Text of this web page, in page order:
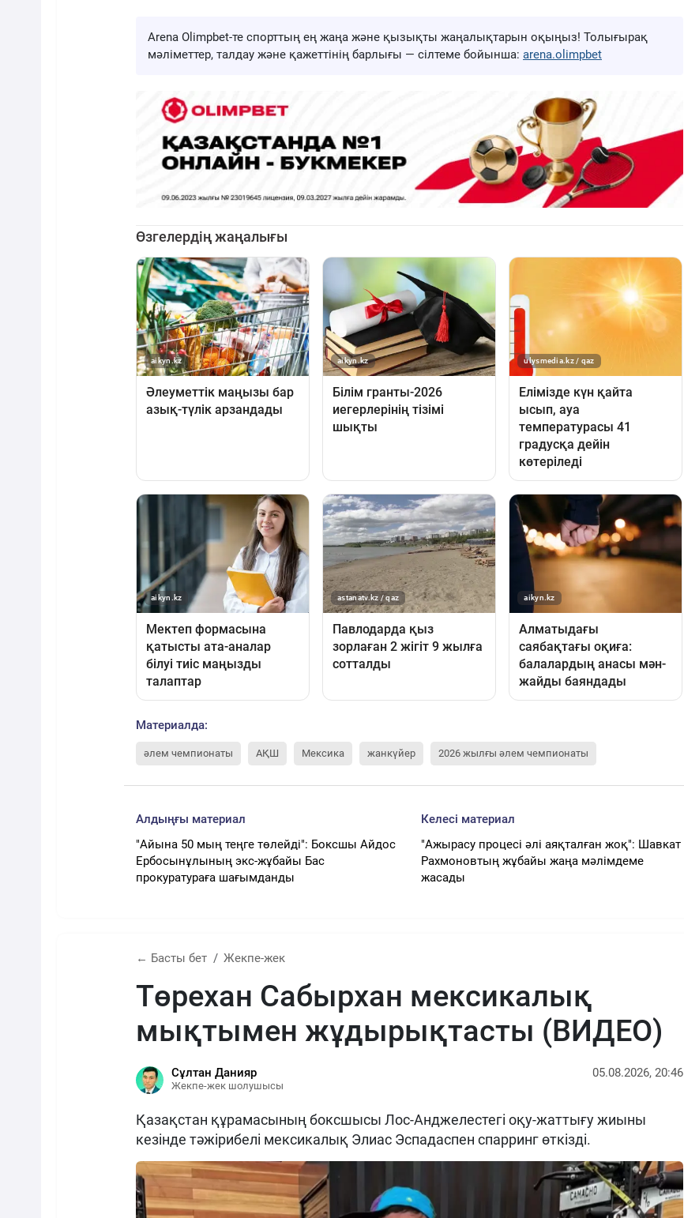
Arena Olimpbet-те спорттың ең жаңа және қызықты жаңалықтарын оқыңыз! Толығырақ
мәліметтер, талдау және қажеттінің барлығы — сілтеме бойынша: arena.olimpbet
Материалда:
әлем чемпионаты АҚШ Мексика жанкүйер 2026 жылғы әлем чемпионаты
Алдыңғы материал
"Айына 50 мың теңге төлейді": Боксшы Айдос
Ербосынұлының экс-жұбайы Бас
прокуратураға шағымданды
Келесі материал
"Ажырасу процесі әлі аяқталған жоқ": Шавкат
Рахмоновтың жұбайы жаңа мәлімдеме
жасады
← Басты бет Жекпе-жек
Төрехан Сабырхан мексикалық
мықтымен жұдырықтасты (ВИДЕО)
Сұлтан Данияр
Жекпе-жек шолушысы
05.08.2026, 20:46
Қазақстан құрамасының боксшысы Лос-Анджелестегі оқу-жаттығу жиыны
кезінде тәжірибелі мексикалық Элиас Эспадаспен спарринг өткізді.